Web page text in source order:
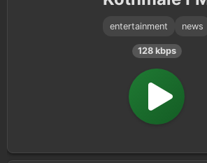
entertainment news
128 kbps